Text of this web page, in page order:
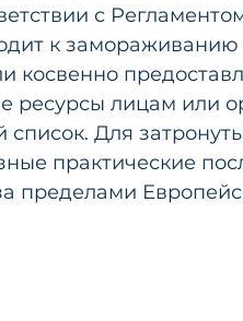
с
к
косвенно
ресурсы лицам или
Для
практические
пределами